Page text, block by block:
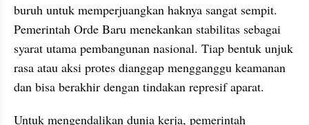
buruh untuk memperjuangkan haknya sangat sempit.
Pemerintah Orde Baru menekankan stabilitas sebagai
syarat utama pembangunan nasional. Tiap bentuk unjuk
rasa atau aksi protes dianggap mengganggu keamanan
dan bisa berakhir dengan tindakan represif aparat.
Untuk mengendalikan dunia kerja, pemerintah